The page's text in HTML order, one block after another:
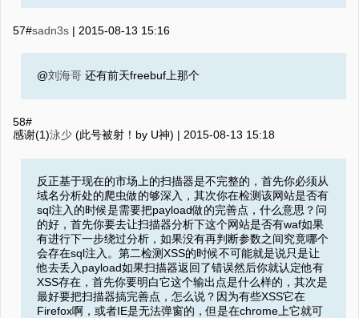
57#sadn3s | 2015-08-13 15:16
@刘海哥 还有前天freebuf上那个
58#
感谢(1)泳少 (此号被射！by U神) | 2015-08-13 15:18
反正基于现在的市场上的扫描器是不完整的，首先你必须从
域名分析处的爬虫做的够深入，其次你在检测该网站是否有
sql注入的时候是需要把payload做的完善点，什么意思？问
的好，首先你要去让扫描器分析下这个网站是否有waf如果
有进行下一步绕过分析，如果没有再判断参数之间究竟哪个
会存在sql注入。第二检测XSS的时候不可能就是说只是让
他去丢入payload如果扫描器返回了错误然后你就认定他有
XSS存在，首先你要明白它这个输出点是什么样的，其次是
最好要把扫描器搞完善点，怎么说？因为有些XSS它在
Firefox啊，或者IE是无法弹窗的，但是在chrome上它就可